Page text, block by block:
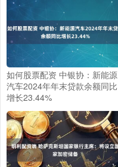
如何股票配资 中银协：新能源
汽车2024年年末贷款余额同比
增长23.44%